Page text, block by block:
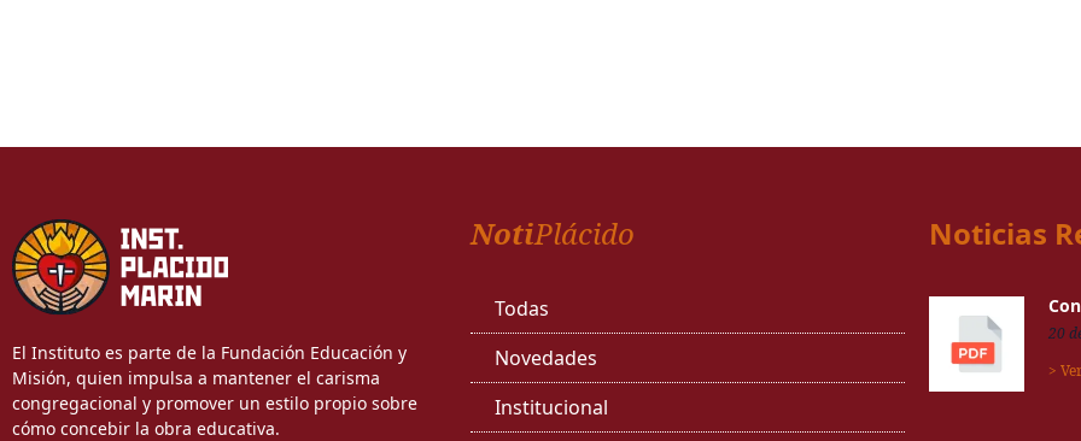
El Instituto es parte de la Fundación Educación y
Misión, quien impulsa a mantener el carisma
congregacional y promover un estilo propio sobre
cómo concebir la obra educativa.
NotiPlácido
Todas
Novedades
Institucional
Noticias
20
>